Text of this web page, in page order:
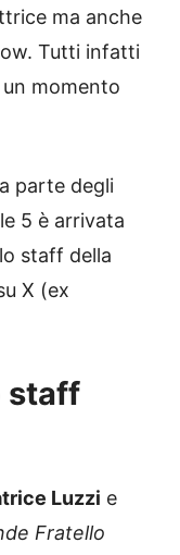
ma anche
Tutti infatti
momento
parte degli
5 è arrivata
staff della
X (ex
staff
Luzzi e
Fratello